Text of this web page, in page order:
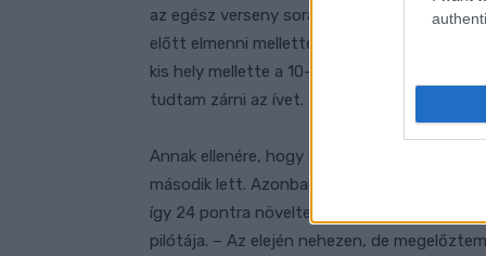
az egész verseny során, szóval nagyon
előtt elmenni mellette, de lezárta az ívet a
kis hely mellette a 10-es kanyarnál, én
tudtam zárni az ívet. Hihetetlen, hogy ma
Annak ellenére, hogy szinte a teljes futam
második lett. Azonban neki is volt oka az
így 24 pontra növelte az előnyét .„Ez egy
pilótája. – Az elején nehezen, de